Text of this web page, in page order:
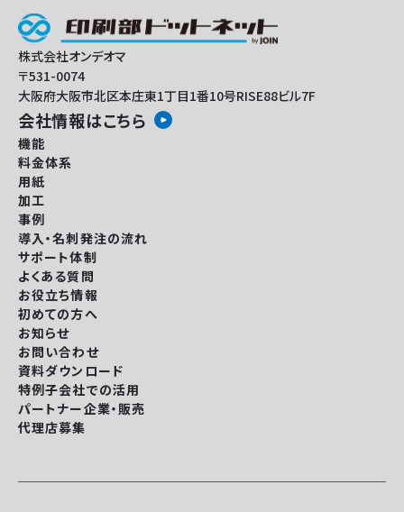
株式会社オンデオマ
〒531-0074
大阪府大阪市北区本庄東1丁目1番10号RISE88ビル7F
会社情報はこちら
機能
料金体系
用紙
加工
事例
導入・名刺発注の流れ
サポート体制
よくある質問
お役立ち情報
初めての方へ
お知らせ
お問い合わせ
資料ダウンロード
特例子会社での活用
パートナー企業・販売
代理店募集